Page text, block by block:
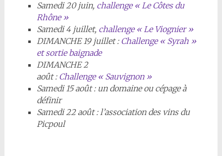
Samedi 20 juin, challenge « Le Côtes du
Rhône »
Samedi 4 juillet, challenge « Le Viognier »
DIMANCHE 19 juillet : Challenge « Syrah »
et sortie baignade
DIMANCHE 2
août : Challenge « Sauvignon »
Samedi15 août : un domaine ou cépage à
définir
Samedi22 août : l’association des vins du
Picpoul